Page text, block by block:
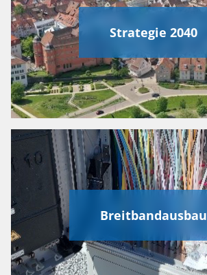
Strategie 2040
Breitbandausbau